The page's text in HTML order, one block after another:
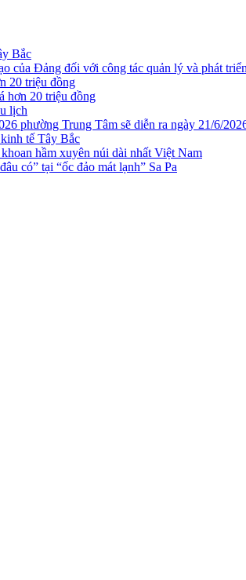
Bắc
của Đảng đối với công tác quản lý và phát
20 triệu đồng
hơn 20 triệu đồng
lịch
phường Trung Tâm sẽ diễn ra ngày 21/6/
tế Tây Bắc
hầm xuyên núi dài nhất Việt Nam
có” tại “ốc đảo mát lạnh” Sa Pa